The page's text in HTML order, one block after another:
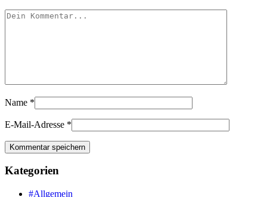
Name *
E-Mail-Adresse *
Kategorien
#Allgemein